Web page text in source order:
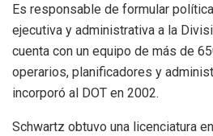
Es responsable de formular
ejecutiva y administrativa a la
cuenta con un equipo de más de
operarios, planificadores y
incorporó al DOT en 2002.
Schwartz obtuvo una licenciatura